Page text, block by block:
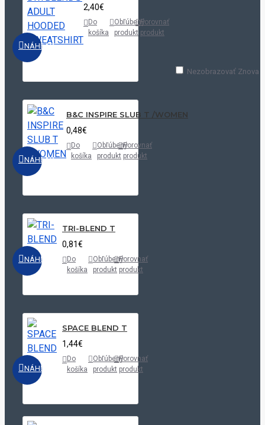
Nezobrazovať Znova
NÁHĽAD
2,40€
Do
košíka
Obľúbený
produkt
Porovnať
produkt
NÁHĽAD
B&C INSPIRE SLUB T /WOMEN
0,48€
Do
košíka
Obľúbený
produkt
Porovnať
produkt
NÁHĽAD
TRI-BLEND T
0,81€
Do
košíka
Obľúbený
produkt
Porovnať
produkt
NÁHĽAD
SPACE BLEND T
1,44€
Do
košíka
Obľúbený
produkt
Porovnať
produkt